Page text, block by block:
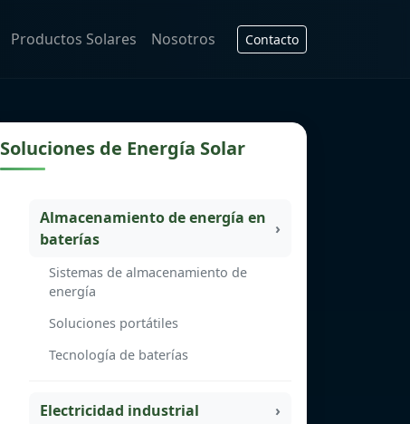
Productos Solares Nosotros Contacto
Soluciones de Energía Solar
Almacenamiento de energía en
baterías
Sistemas de almacenamiento de
energía
Soluciones portátiles
Tecnología de baterías
Electricidad industrial